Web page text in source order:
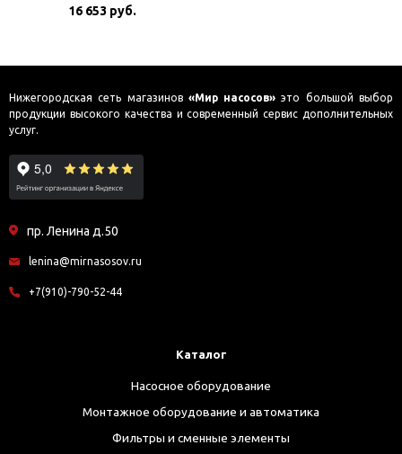
16 653 руб.
Нижегородская сеть магазинов «Мир насосов» это большой выбор
продукции высокого качества и современный сервис дополнительных
услуг.
пр. Ленина д.50
lenina@mirnasosov.ru
+7(910)-790-52-44
Каталог
Насосное оборудование
Монтажное оборудование и автоматика
Фильтры и сменные элементы